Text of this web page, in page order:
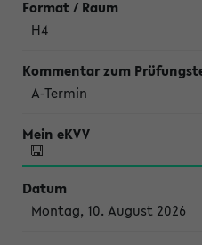
H4
A-Termin
Montag, 10. August 2026